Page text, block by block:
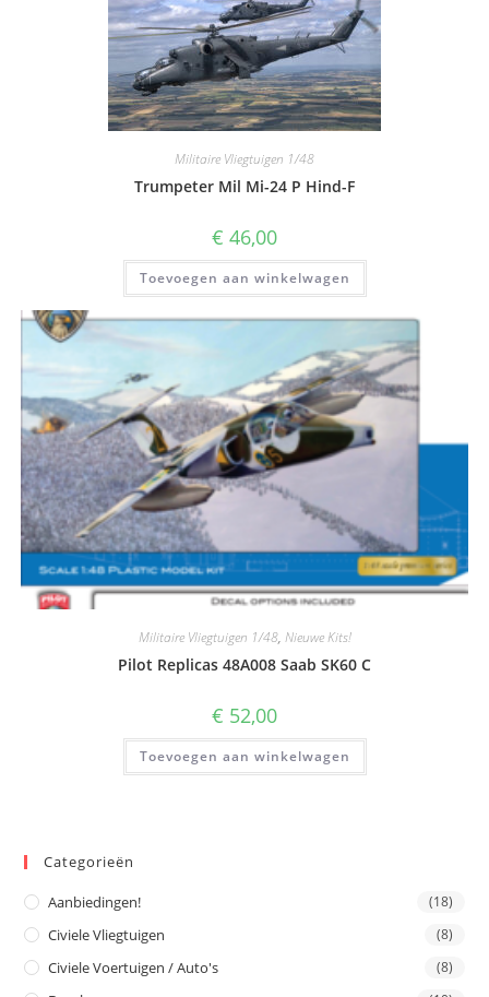
Militaire Vliegtuigen 1/48
Trumpeter Mil Mi-24 P Hind-F
€ 46,00
Toevoegen aan winkelwagen
Militaire Vliegtuigen 1/48, Nieuwe Kits!
Pilot Replicas 48A008 Saab SK60 C
€ 52,00
Toevoegen aan winkelwagen
Categorieën
Aanbiedingen! (18)
Civiele Vliegtuigen (8)
Civiele Voertuigen / Auto's (8)